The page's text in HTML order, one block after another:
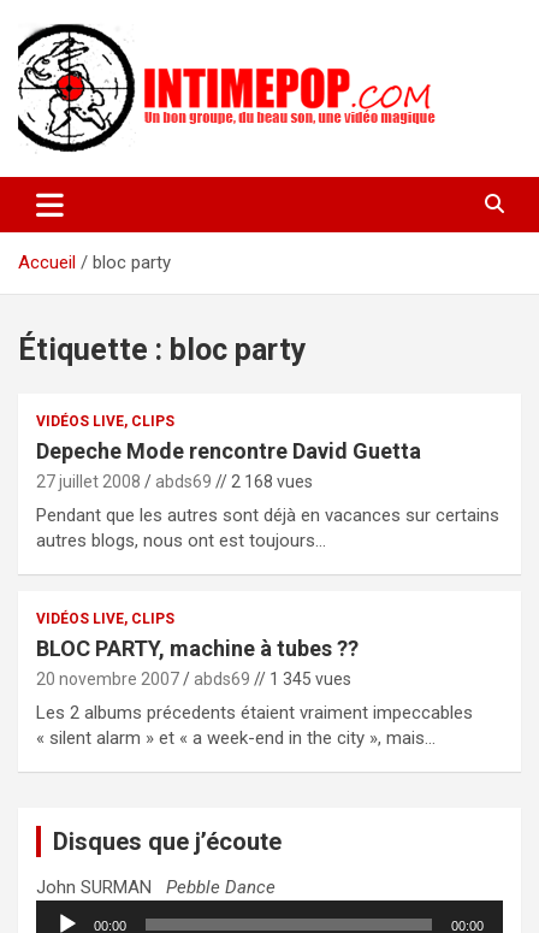
contenu
intimepop.com
actuelles pop rock, post-rock, indé sur Lyon. rock pop concert
lyon
Accueil
bloc party
Étiquette : bloc party
VIDÉOS LIVE, CLIPS
Depeche Mode rencontre David Guetta
27 juillet 2008 abds69 // 2 168 vues
Pendant que les autres sont déjà en vacances sur certains
autres blogs, nous ont est toujours…
VIDÉOS LIVE, CLIPS
BLOC PARTY, machine à tubes ??
20 novembre 2007 abds69 // 1 345 vues
Les 2 albums précedents étaient vraiment impeccables
« silent alarm » et « a week-end in the city », mais…
Disques que j’écoute
John SURMAN Pebble Dance
Lecteur
00:00 00:00